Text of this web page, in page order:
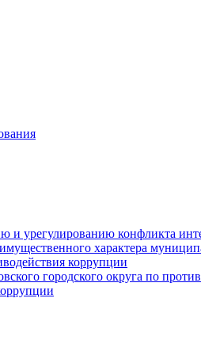
и урегулированию конфликта
характера
коррупции
городского округа по